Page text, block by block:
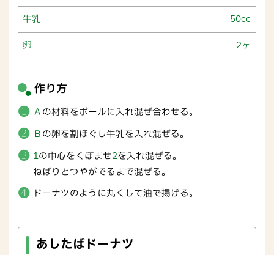
牛乳 50cc
卵 2ヶ
作り方
Ａの材料をボールに入れ混ぜ合わせる。
Ｂの卵を割ほぐし牛乳を入れ混ぜる。
1の中心をくぼませ2を入れ混ぜる。
ねばりとつやがでるまで混ぜる。
ドーナツのように丸くして油で揚げる。
あしたばドーナツ